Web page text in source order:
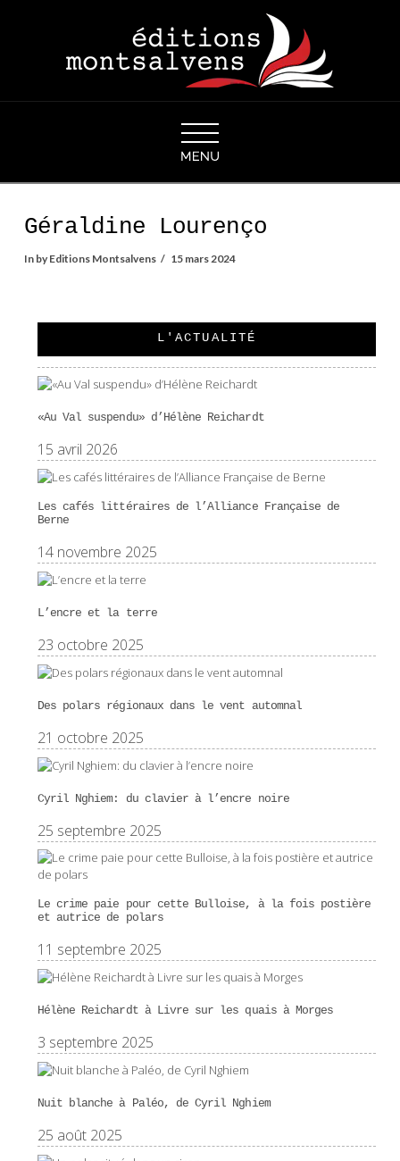
Géraldine Lourenço
In by Editions Montsalvens 15 mars 2024
L'ACTUALITÉ
«Au Val suspendu» d’Hélène Reichardt
15 avril 2026
Les cafés littéraires de l’Alliance Française de
Berne
14 novembre 2025
L’encre et la terre
23 octobre 2025
Des polars régionaux dans le vent automnal
21 octobre 2025
Cyril Nghiem: du clavier à l’encre noire
25 septembre 2025
Le crime paie pour cette Bulloise, à la fois postière
et autrice de polars
11 septembre 2025
Hélène Reichardt à Livre sur les quais à Morges
3 septembre 2025
Nuit blanche à Paléo, de Cyril Nghiem
25 août 2025